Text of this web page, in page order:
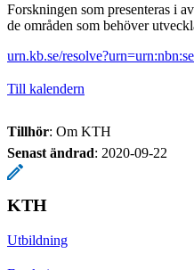
Forskningen som presenteras i
de områden som behöver
urn.kb.se/
Till kalendern
Tillhör: Om KTH
Senast ändrad: 2020-09-22
KTH
Utbildning